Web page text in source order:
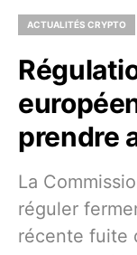
ACTUALITÉS CRYPTO
prendre
La
réguler
récente fuite